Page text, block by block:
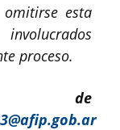
esta
proceso.
de